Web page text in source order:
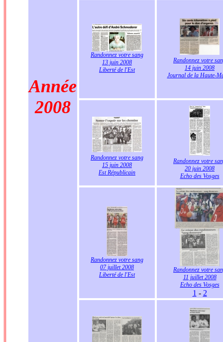
Année
2008
Randonnez votre sang
13 juin 2008
Liberté de l'Est
Randonnez votre
14 juin 2008
Journal de la Haute-
Randonnez votre sang
15 juin 2008
Est Républicain
Randonnez votre
20 juin 2008
Echo des Vosges
Randonnez votre sang
07 juillet 2008
Liberté de l'Est
Randonnez votre
11 juillet 2008
Echo des Vosges
1 - 2